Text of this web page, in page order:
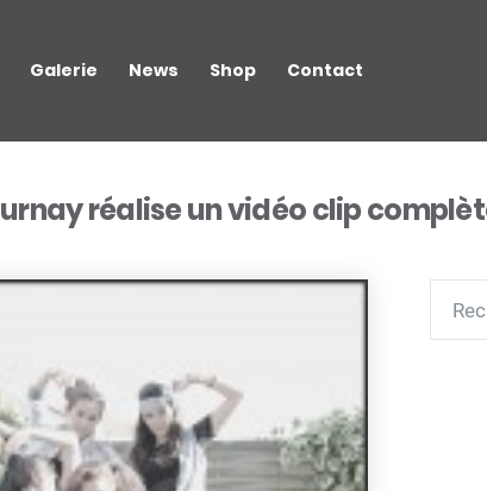
Galerie News Shop Contact
réalise un vidéo clip